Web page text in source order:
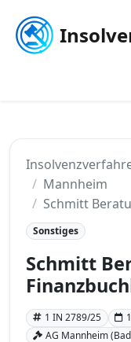
Mannheim
Schmitt
Sonstiges
Schmitt
1 IN 2789/25
AG Mannheim